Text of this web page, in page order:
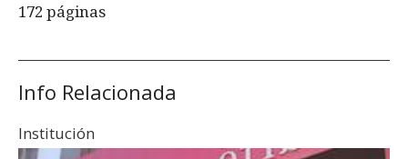
172 páginas
Info Relacionada
Institución